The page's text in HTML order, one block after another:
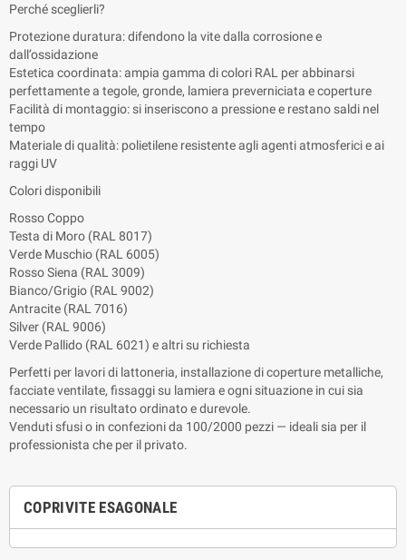
COPRIVITE ESAGONALE
Perché sceglierli?
Protezione duratura: difendono la vite dalla corrosione e
dall’ossidazione
Estetica coordinata: ampia gamma di colori RAL per abbinarsi
perfettamente a tegole, gronde, lamiera preverniciata e coperture
Facilità di montaggio: si inseriscono a pressione e restano saldi nel
tempo
Materiale di qualità: polietilene resistente agli agenti atmosferici e ai
raggi UV
Colori disponibili
Rosso Coppo
Testa di Moro (RAL 8017)
Verde Muschio (RAL 6005)
Rosso Siena (RAL 3009)
Bianco/Grigio (RAL 9002)
Antracite (RAL 7016)
Silver (RAL 9006)
Verde Pallido (RAL 6021) e altri su richiesta
Perfetti per lavori di lattoneria, installazione di coperture metalliche,
facciate ventilate, fissaggi su lamiera e ogni situazione in cui sia
necessario un risultato ordinato e durevole.
Venduti sfusi o in confezioni da 100/2000 pezzi — ideali sia per il
professionista che per il privato.